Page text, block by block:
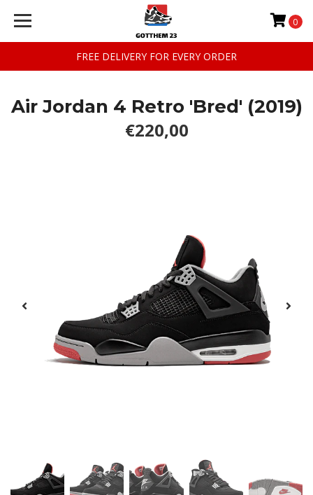
FREE DELIVERY FOR EVERY ORDER
0
Air Jordan 4 Retro 'Bred' (2019)
€220,00